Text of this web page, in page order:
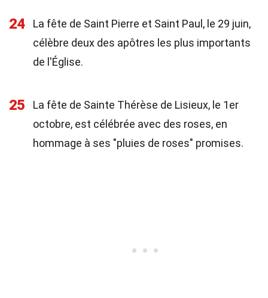
24
La fête de Saint Pierre et Saint Paul, le 29 juin,
célèbre deux des apôtres les plus importants
de l'Église.
25
La fête de Sainte Thérèse de Lisieux, le 1er
octobre, est célébrée avec des roses, en
hommage à ses "pluies de roses" promises.